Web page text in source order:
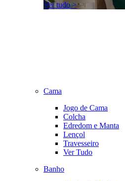
Ver tudo >
Cama
Jogo de Cama
Colcha
Edredom e Manta
Lençol
Travesseiro
Ver Tudo
Banho